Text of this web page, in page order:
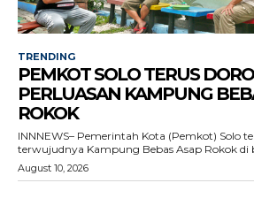
TRENDING
PEMKOT SOLO TERUS
PERLUASAN KAMPUNG
ROKOK
INNNEWS– Pemerintah Kota (Pemkot) Solo
terwujudnya Kampung Bebas Asap Rokok di
August 10, 2026